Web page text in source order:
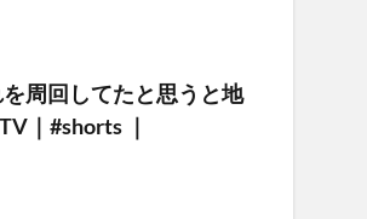
周回してたと思うと地
｜#shorts ｜